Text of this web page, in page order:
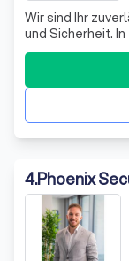
Wir sind Ihr
und Sicherheit.
entstehen
ausgebildeten
Unachtsamkeit,
– wir sorgen
4.Phoenix